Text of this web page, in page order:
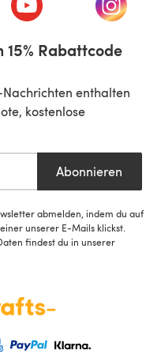
15% Rabattcode
enthalten
kostenlose
Abonnieren
abmelden, indem du auf
unserer E-Mails klickst.
findest du in unserer